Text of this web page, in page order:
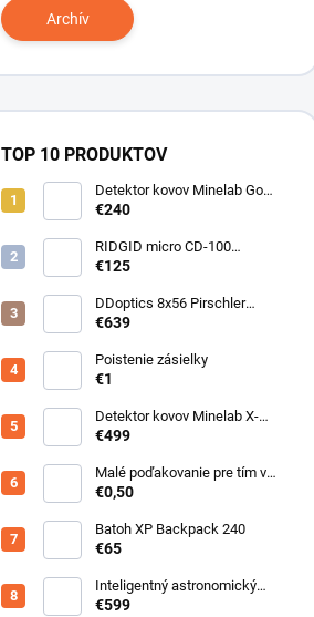
Archív
TOP 10 PRODUKTOV
Detektor kovov Minelab Go
Find 66
€240
RIDGID micro CD-100
Detektor horľavých plynov
€125
DDoptics 8x56 Pirschler
Gen.3 Magnesium zelený
€639
Poistenie zásielky
€1
Detektor kovov Minelab X-
Terra ELITE pinpoiter set
€499
Malé poďakovanie pre tím v
sklade
€0,50
Batoh XP Backpack 240
€65
Inteligentný astronomický
teleskop DwarfLab Dwarf III
€599